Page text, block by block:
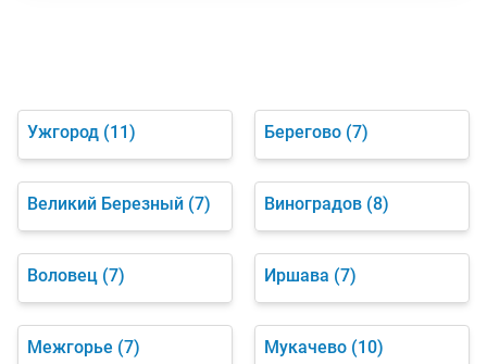
Ужгород (11) Берегово (7)
Великий Березный (7) Виноградов (8)
Воловец (7) Иршава (7)
Межгорье (7) Мукачево (10)